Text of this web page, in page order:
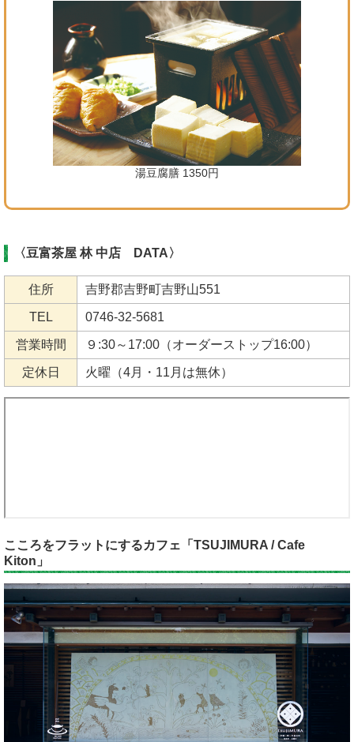
湯豆腐膳 1350円
〈豆富茶屋 林 中店 DATA〉
住所 吉野郡吉野町吉野山551
TEL 0746-32-5681
営業時間 ９:30～17:00（オーダーストップ16:00）
定休日 火曜（4月・11月は無休）
こころをフラットにするカフェ「TSUJIMURA / Cafe
Kiton」